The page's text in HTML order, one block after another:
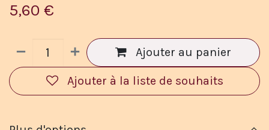
5,60 €
Ajouter au panier
Ajouter à la liste de souhaits